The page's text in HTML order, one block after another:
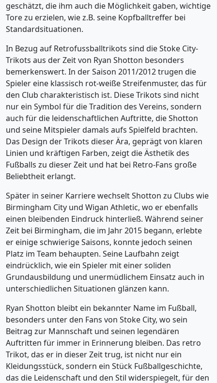
geschätzt, die ihm auch die Möglichkeit gaben, wichtige
Tore zu erzielen, wie z.B. seine Kopfballtreffer bei
Standardsituationen.
In Bezug auf Retrofussballtrikots sind die Stoke City-
Trikots aus der Zeit von Ryan Shotton besonders
bemerkenswert. In der Saison 2011/2012 trugen die
Spieler eine klassisch rot-weiße Streifenmuster, das für
den Club charakteristisch ist. Diese Trikots sind nicht
nur ein Symbol für die Tradition des Vereins, sondern
auch für die leidenschaftlichen Auftritte, die Shotton
und seine Mitspieler damals aufs Spielfeld brachten.
Das Design der Trikots dieser Ära, geprägt von klaren
Linien und kräftigen Farben, zeigt die Ästhetik des
Fußballs zu dieser Zeit und hat bei Retro-Fans große
Beliebtheit erlangt.
Später in seiner Karriere wechselt Shotton zu Clubs wie
Birmingham City und Wigan Athletic, wo er ebenfalls
einen bleibenden Eindruck hinterließ. Während seiner
Zeit bei Birmingham, die im Jahr 2015 begann, erlebte
er einige schwierige Saisons, konnte jedoch seinen
Platz im Team behaupten. Seine Laufbahn zeigt
eindrücklich, wie ein Spieler mit einer soliden
Grundausbildung und unermüdlichem Einsatz auch in
unterschiedlichen Situationen glänzen kann.
Ryan Shotton bleibt ein bekannter Name im Fußball,
besonders unter den Fans von Stoke City, wo sein
Beitrag zur Mannschaft und seinen legendären
Auftritten für immer in Erinnerung bleiben. Das retro
Trikot, das er in dieser Zeit trug, ist nicht nur ein
Kleidungsstück, sondern ein Stück Fußballgeschichte,
das die Leidenschaft und den Stil widerspiegelt, für den